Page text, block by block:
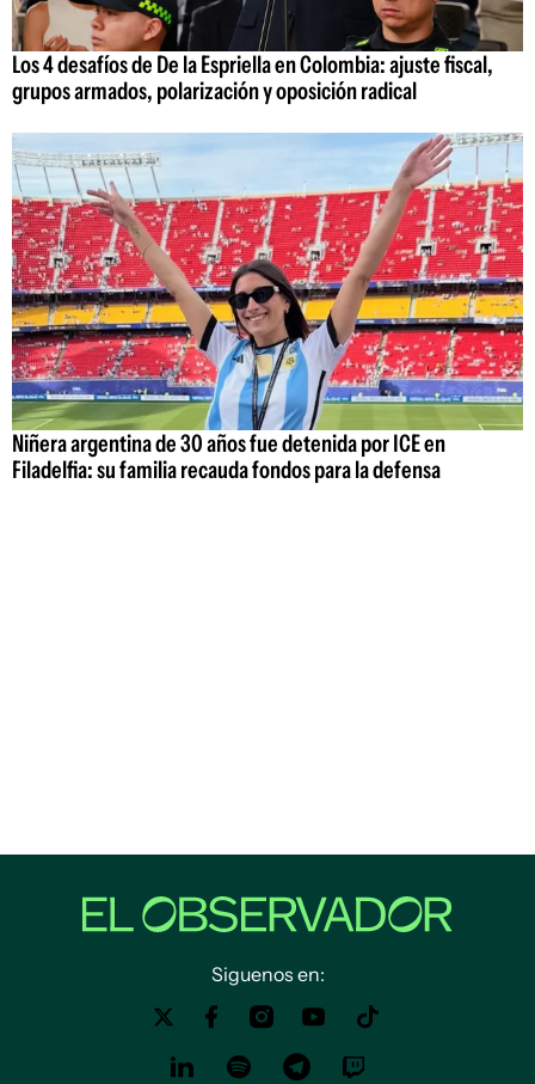
Los 4 desafíos de De la Espriella en Colombia: ajuste fiscal,
grupos armados, polarización y oposición radical
Niñera argentina de 30 años fue detenida por ICE en
Filadelfia: su familia recauda fondos para la defensa
Siguenos en: